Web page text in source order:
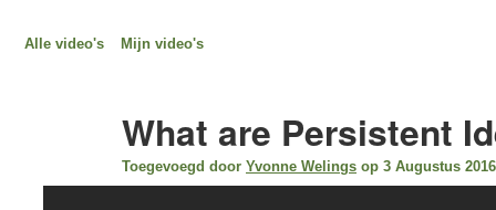
Alle video's Mijn video's
What are Persistent
Toegevoegd door Yvonne Welings op 3 Augustus